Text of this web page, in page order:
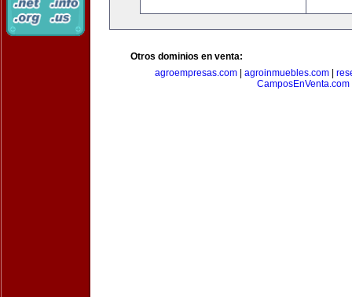
Otros dominios en venta:
agroempresas.com
agroinmuebles.com
CamposEnVenta.com